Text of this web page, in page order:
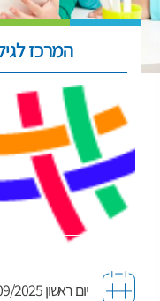
המרכז
יום ראשון 03/09/2025